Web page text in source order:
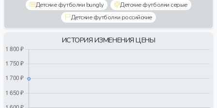
Детские футболки bungly
Детские футболки серые
Детские футболки российские
ИСТОРИЯ ИЗМЕНЕНИЯ ЦЕНЫ